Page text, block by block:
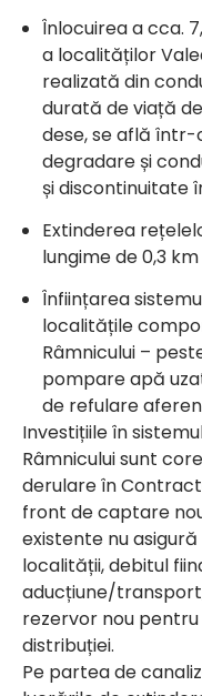
Înlocuirea a cca.
a localităților
realizată din
durată de viață
dese, se află într-
degradare și
și discontinuitate
Extinderea
lungime de 0,3 km
Înființarea
localitățile
Râmnicului –
pompare apă
de refulare
Investițiile în
Râmnicului sunt
derulare în
front de captare
existente nu
localității, debitul
aducțiune/
rezervor nou
distribuției.
Pe partea de